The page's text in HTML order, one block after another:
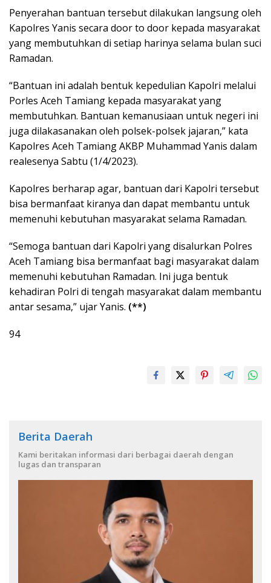
Penyerahan bantuan tersebut dilakukan langsung oleh
Kapolres Yanis secara door to door kepada masyarakat
yang membutuhkan di setiap harinya selama bulan suci
Ramadan.
“Bantuan ini adalah bentuk kepedulian Kapolri melalui
Porles Aceh Tamiang kepada masyarakat yang
membutuhkan. Bantuan kemanusiaan untuk negeri ini
juga dilakasanakan oleh polsek-polsek jajaran,” kata
Kapolres Aceh Tamiang AKBP Muhammad Yanis dalam
realesenya Sabtu (1/4/2023).
Kapolres berharap agar, bantuan dari Kapolri tersebut
bisa bermanfaat kiranya dan dapat membantu untuk
memenuhi kebutuhan masyarakat selama Ramadan.
“Semoga bantuan dari Kapolri yang disalurkan Polres
Aceh Tamiang bisa bermanfaat bagi masyarakat dalam
memenuhi kebutuhan Ramadan. Ini juga bentuk
kehadiran Polri di tengah masyarakat dalam membantu
antar sesama,” ujar Yanis. (**)
94
Berita Daerah
Kami beritakan informasi dari berbagai daerah dengan
lugas dan transparan